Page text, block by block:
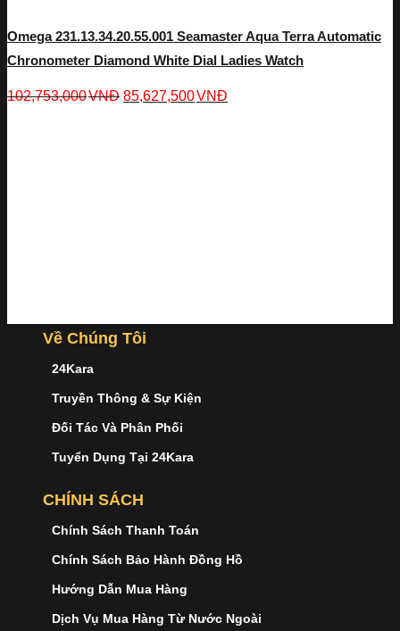
Omega 231.13.34.20.55.001 Seamaster Aqua Terra Automatic
Chronometer Diamond White Dial Ladies Watch
102,753,000VNĐ 85,627,500VNĐ
Về Chúng Tôi
24Kara
Truyền Thông & Sự Kiện
Đối Tác Và Phân Phối
Tuyển Dụng Tại 24Kara
CHÍNH SÁCH
Chính Sách Thanh Toán
Chính Sách Bảo Hành Đồng Hồ
Hướng Dẫn Mua Hàng
Dịch Vụ Mua Hàng Từ Nước Ngoài